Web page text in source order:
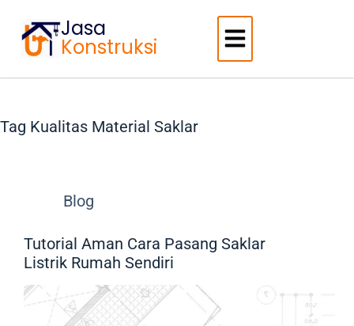
Jasa
Konstruksi
Tag Kualitas Material Saklar
Blog
Tutorial Aman Cara Pasang Saklar
Listrik Rumah Sendiri